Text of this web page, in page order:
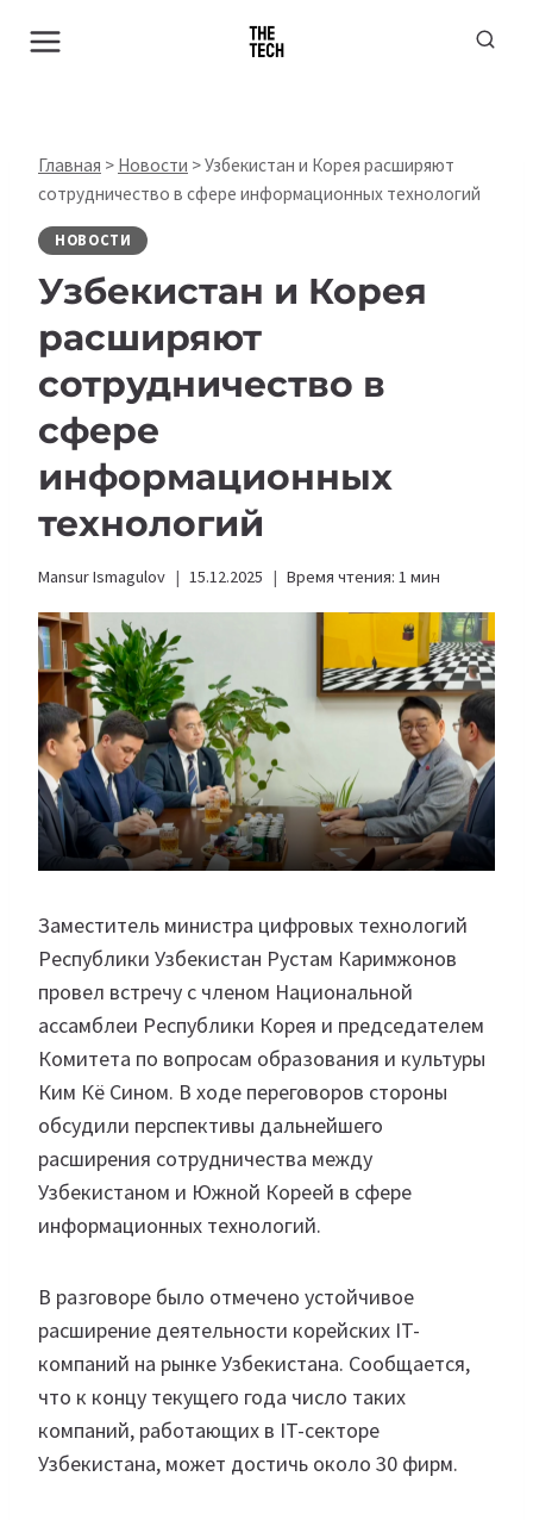
Главная > Новости >Узбекистан и Корея расширяют
сотрудничество в сфере информационных технологий
НОВОСТИ
Узбекистан и Корея
расширяют
сотрудничество в
сфере
информационных
технологий
Mansur Ismagulov 15.12.2025 Время чтения: 1 мин
Заместитель министра цифровых технологий
Республики Узбекистан Рустам Каримжонов
провел встречу с членом Национальной
ассамблеи Республики Корея и председателем
Комитета по вопросам образования и культуры
Ким Кё Сином. В ходе переговоров стороны
обсудили перспективы дальнейшего
расширения сотрудничества между
Узбекистаном и Южной Кореей в сфере
информационных технологий.
В разговоре было отмечено устойчивое
расширение деятельности корейских IT-
компаний на рынке Узбекистана. Сообщается,
что к концу текущего года число таких
компаний, работающих в IT-секторе
Узбекистана, может достичь около 30 фирм.